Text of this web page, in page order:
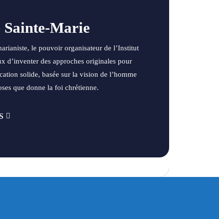
Marie
le pouvoir organisateur de l’Institut
d’inventer des approches originales pour
solide, basée sur la vision de l’homme
que donne la foi chrétienne.